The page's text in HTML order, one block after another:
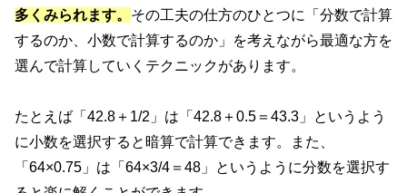
多くみられます。 その工夫の仕方のひとつに「分数で計算
するのか、小数で計算するのか」を考えながら最適な方を
選んで計算していくテクニックがあります。
たとえば「42.8＋1/2」は「42.8＋0.5＝43.3」というよう
に小数を選択すると暗算で計算できます。また、
「64×0.75」は「64×3/4＝48」というように分数を選択す